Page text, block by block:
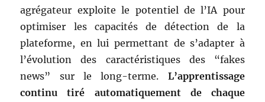
agrégateur exploite le potentiel de l’IA pour
optimiser les capacités de détection de la
plateforme, en lui permettant de s’adapter à
l’évolution des caractéristiques des “fakes
news” sur le long-terme. L’apprentissage
continu tiré automatiquement de chaque